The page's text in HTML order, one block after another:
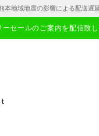
本地域地震の影響による配送遅
セールのご案内を配信致